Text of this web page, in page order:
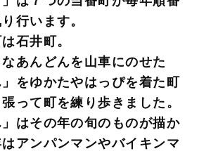
行います。
石井町。
あんどんを山車にのせた
」をゆかたやはっぴを着た町
って町を練り歩きました。
」はその年の旬のものが描か
アンパンマンやバイキンマ